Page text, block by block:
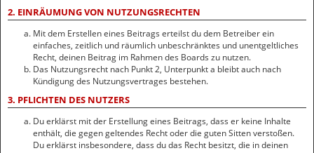
2. EINRÄUMUNG VON NUTZUNGSRECHTEN
Mit dem Erstellen eines Beitrags erteilst du dem Betreiber ein
einfaches, zeitlich und räumlich unbeschränktes und unentgeltliches
Recht, deinen Beitrag im Rahmen des Boards zu nutzen.
Das Nutzungsrecht nach Punkt 2, Unterpunkt a bleibt auch nach
Kündigung des Nutzungsvertrages bestehen.
3. PFLICHTEN DES NUTZERS
Du erklärst mit der Erstellung eines Beitrags, dass er keine Inhalte
enthält, die gegen geltendes Recht oder die guten Sitten verstoßen.
Du erklärst insbesondere, dass du das Recht besitzt, die in deinen